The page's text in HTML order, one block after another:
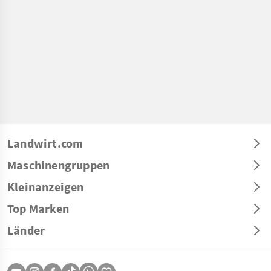
Landwirt.com
Maschinengruppen
Kleinanzeigen
Top Marken
Länder